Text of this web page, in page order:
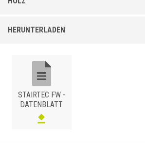
Treppenprofil aus Naturholz mit gestanztem
besonderem Lack und Schutzöl ùbehandelt
HERUNTERLADEN
STAIRTEC FW -
DATENBLATT